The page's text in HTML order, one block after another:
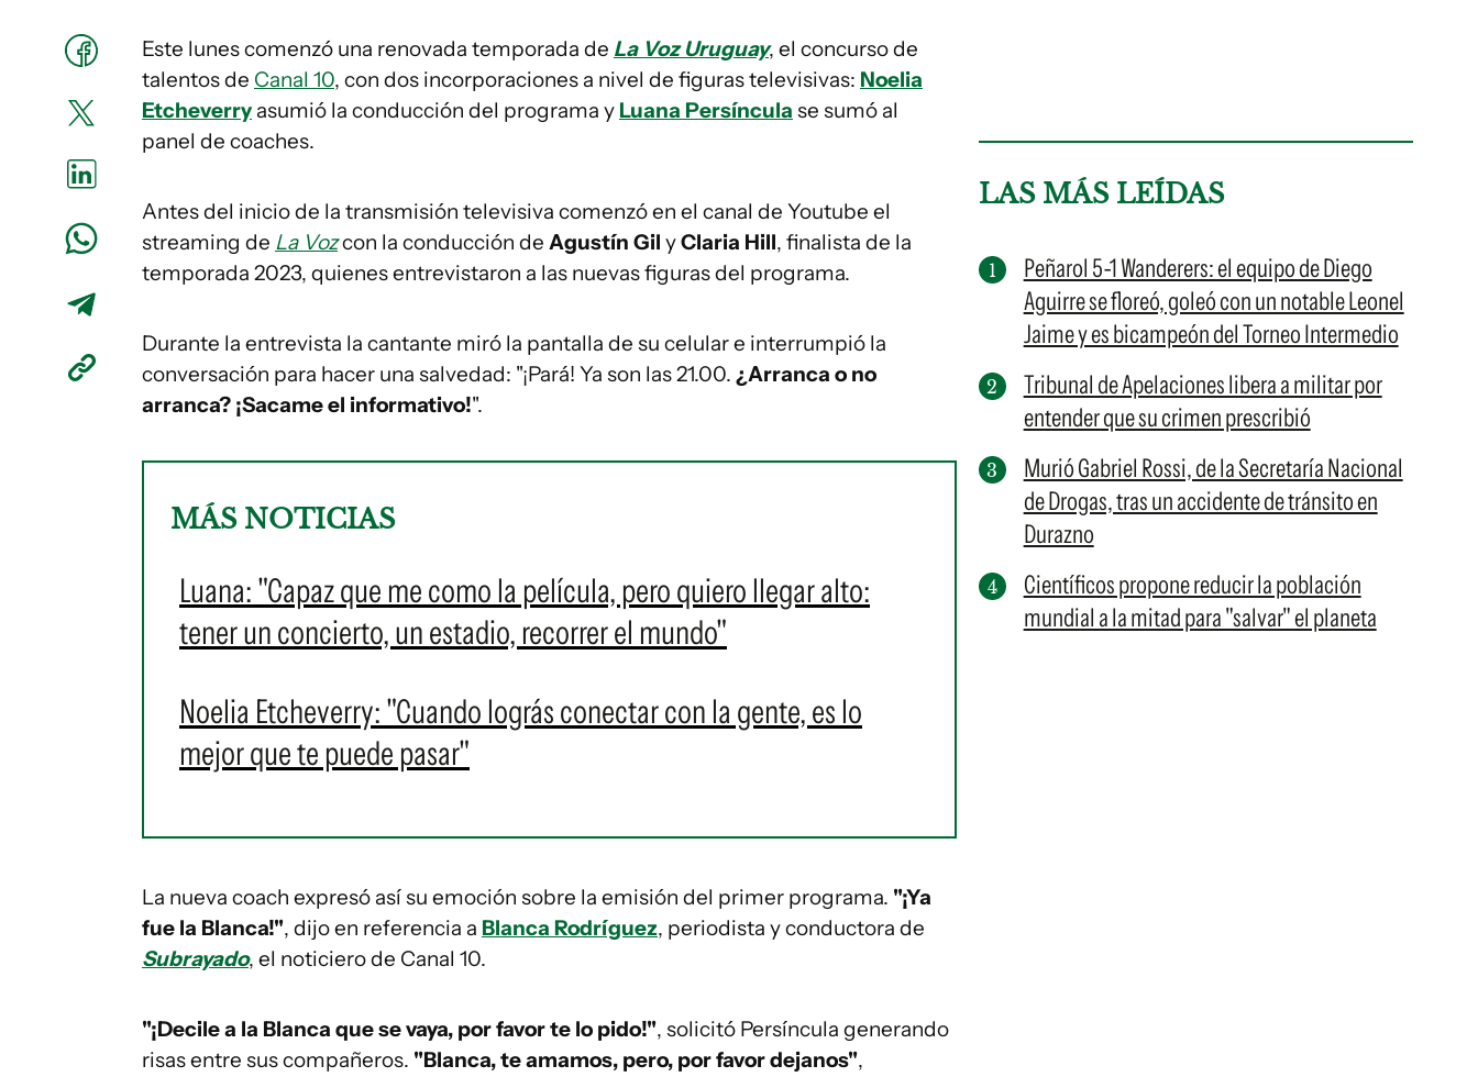
Este lunes comenzó una renovada temporada de La Voz Uruguay, el concurso de
talentos de Canal 10, con dos incorporaciones a nivel de figuras televisivas: Noelia
Etcheverryasumió la conducción del programa y Luana Persíncula se sumó al
panel de coaches.
Antes del inicio de la transmisión televisiva comenzó en el canal de Youtube el
streaming de La Vozcon la conducción de Agustín Gil yClaria Hill, finalista de la
temporada 2023, quienes entrevistaron a las nuevas figuras del programa.
Durante la entrevista la cantante miró la pantalla de su celular e interrumpió la
conversación para hacer una salvedad: "¡Pará! Ya son las 21.00. ¿Arranca o no
arranca? ¡Sacame el informativo!".
MÁS NOTICIAS
Luana: "Capaz que me como la película, pero quiero llegar alto:
tener un concierto, un estadio, recorrer el mundo"
Noelia Etcheverry: "Cuando lográs conectar con la gente, es lo
mejor que te puede pasar"
La nueva coach expresó así su emoción sobre la emisión del primer programa. "¡Ya
fue la Blanca!", dijo en referencia a Blanca Rodríguez, periodista y conductora de
Subrayado, el noticiero de Canal 10.
"¡Decile a la Blanca que se vaya, por favor te lo pido!", solicitó Persíncula generando
risas entre sus compañeros. "Blanca, te amamos, pero, por favor dejanos",
LAS MÁS LEÍDAS
Peñarol 5-1 Wanderers: el equipo de Diego
Aguirre se floreó, goleó con un notable Leonel
Jaime y es bicampeón del Torneo Intermedio
Tribunal de Apelaciones libera a militar por
entender que su crimen prescribió
Murió Gabriel Rossi, de la Secretaría Nacional
de Drogas, tras un accidente de tránsito en
Durazno
Científicos propone reducir la población
mundial a la mitad para "salvar" el planeta